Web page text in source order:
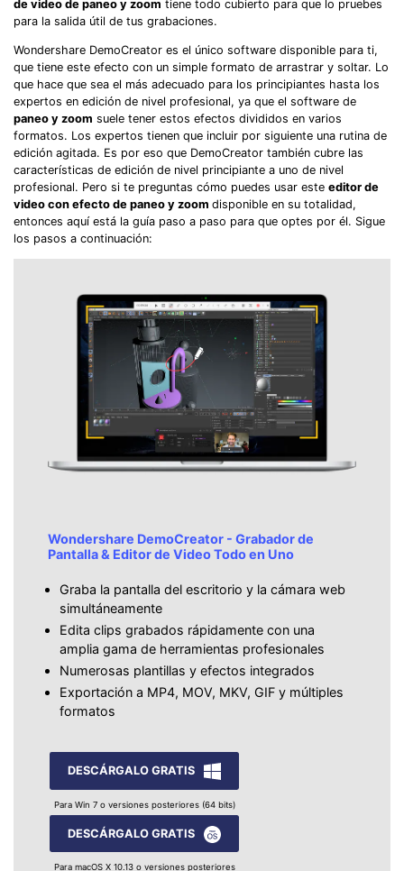
de video de paneo y zoom tiene todo cubierto para que lo pruebes
para la salida útil de tus grabaciones.
Wondershare DemoCreator es el único software disponible para ti,
que tiene este efecto con un simple formato de arrastrar y soltar. Lo
que hace que sea el más adecuado para los principiantes hasta los
expertos en edición de nivel profesional, ya que el software de
paneo y zoom suele tener estos efectos divididos en varios
formatos. Los expertos tienen que incluir por siguiente una rutina de
edición agitada. Es por eso que DemoCreator también cubre las
características de edición de nivel principiante a uno de nivel
profesional. Pero si te preguntas cómo puedes usar este editor de
video con efecto de paneo y zoom disponible en su totalidad,
entonces aquí está la guía paso a paso para que optes por él. Sigue
los pasos a continuación:
Wondershare DemoCreator - Grabador de
Pantalla & Editor de Video Todo en Uno
Graba la pantalla del escritorio y la cámara web
simultáneamente
Edita clips grabados rápidamente con una
amplia gama de herramientas profesionales
Numerosas plantillas y efectos integrados
Exportación a MP4, MOV, MKV, GIF y múltiples
formatos
DESCÁRGALO GRATIS
Para Win 7 o versiones posteriores (64 bits)
DESCÁRGALO GRATIS
Para macOS X 10.13 o versiones posteriores